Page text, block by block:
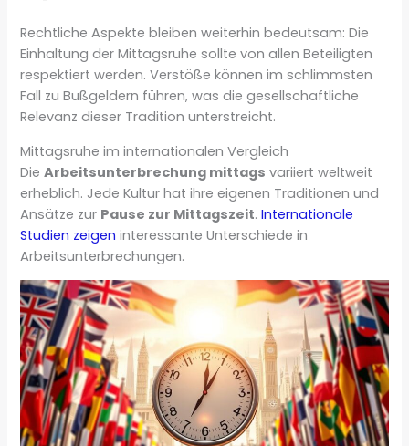
Rechtliche Aspekte bleiben weiterhin bedeutsam: Die
Einhaltung der Mittagsruhe sollte von allen Beteiligten
respektiert werden. Verstöße können im schlimmsten
Fall zu Bußgeldern führen, was die gesellschaftliche
Relevanz dieser Tradition unterstreicht.
Mittagsruhe im internationalen Vergleich
DieArbeitsunterbrechung mittags variiert weltweit
erheblich. Jede Kultur hat ihre eigenen Traditionen und
Ansätze zur Pause zur Mittagszeit.Internationale
Studien zeigen interessante Unterschiede in
Arbeitsunterbrechungen.